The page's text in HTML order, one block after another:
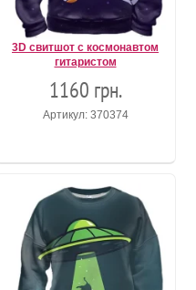
3D свитшот с космонавтом
гитаристом
1160 грн.
Артикул: 370374